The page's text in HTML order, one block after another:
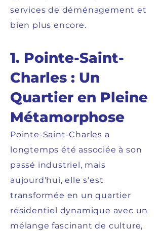
services de déménagement et
bien plus encore.
1. Pointe-Saint-
Charles : Un
Quartier en Pleine
Métamorphose
Pointe-Saint-Charles a
longtemps été associée à son
passé industriel, mais
aujourd'hui, elle s'est
transformée en un quartier
résidentiel dynamique avec un
mélange fascinant de culture,